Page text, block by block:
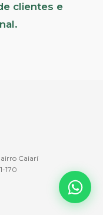
clientes e
Caiarí
170